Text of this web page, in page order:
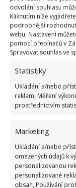
odvolání souhlasu
Kliknutím níže
podrobnější
webu. Nastavení
pomocí přepínačů v
Spravovat souhlas ve
Statistiky
Ukládání a/nebo
reklam, Měření
prostřednictvím
Marketing
Ukládání a/nebo
omezených údajů k
personalizovanou
personalizované
obsah, Používání
krémovitou
Zdroje: